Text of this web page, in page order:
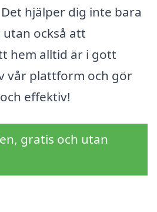
hjälper dig inte bara
också att
hem alltid är i gott
vår plattform och gör
effektiv!
gratis och utan